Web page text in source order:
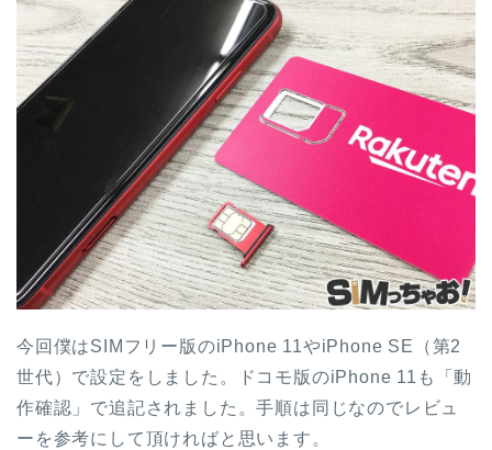
今回僕はSIMフリー版のiPhone 11やiPhone SE（第2
世代）で設定をしました。ドコモ版のiPhone 11も「動
作確認」で追記されました。手順は同じなのでレビュ
ーを参考にして頂ければと思います。